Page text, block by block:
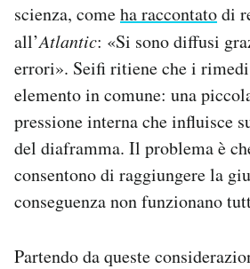
scienza, comeha raccontatodi
all’Atlantic: «Si sono diffusi
errori». Seifi ritiene che i
elemento in comune: una
pressione interna che influisce
del diaframma. Il problema è
consentono di raggiungere la
conseguenza non funzionano
Partendo da queste